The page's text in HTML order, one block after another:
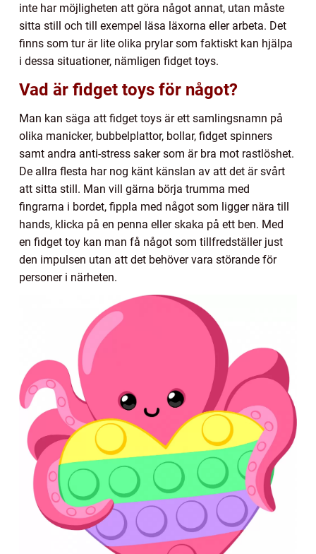
inte har möjligheten att göra något annat, utan måste
sitta still och till exempel läsa läxorna eller arbeta. Det
finns som tur är lite olika prylar som faktiskt kan hjälpa
i dessa situationer, nämligen fidget toys.
Vad är fidget toys för något?
Man kan säga att fidget toys är ett samlingsnamn på
olika manicker, bubbelplattor, bollar, fidget spinners
samt andra anti-stress saker som är bra mot rastlöshet.
De allra flesta har nog känt känslan av att det är svårt
att sitta still. Man vill gärna börja trumma med
fingrarna i bordet, fippla med något som ligger nära till
hands, klicka på en penna eller skaka på ett ben. Med
en fidget toy kan man få något som tillfredställer just
den impulsen utan att det behöver vara störande för
personer i närheten.